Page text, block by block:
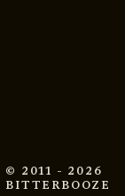
© 2011 - 2026
BITTERBOOZE